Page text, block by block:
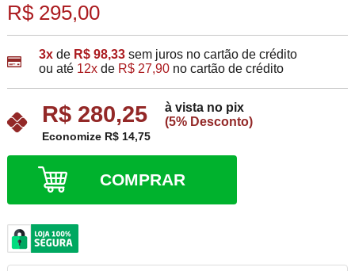
R$ 295,00
3xde R$ 98,33 sem juros no cartão de crédito
ou até 12xde R$ 27,90no cartão de crédito
R$ 280,25
à vista no pix
(5% Desconto)
Economize R$ 14,75
COMPRAR